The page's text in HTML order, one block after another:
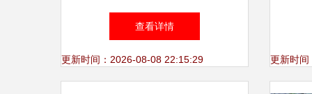
查看详情
更新时间：2026-08-08 22:15:29 大启
更新时